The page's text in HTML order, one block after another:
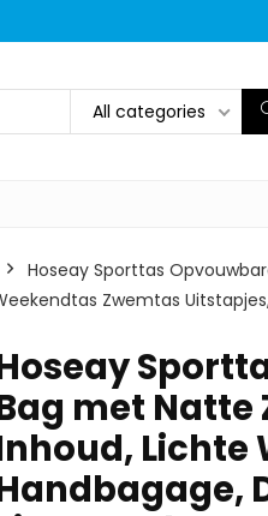
All categories
Hoseay Sporttas
Zwemtas
met Natte